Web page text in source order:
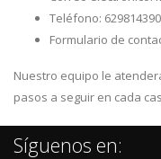
Teléfono: 629814390
Formulario de
Nuestro equipo le
pasos a seguir en cada
Síguenos en: